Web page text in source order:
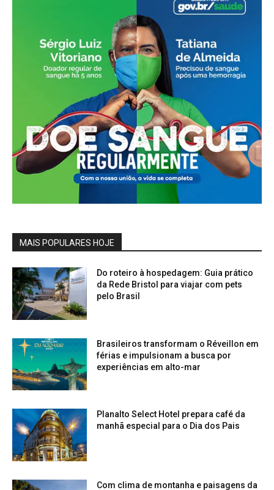
MAIS POPULARES HOJE
Do roteiro à hospedagem: Guia prático
da Rede Bristol para viajar com pets
pelo Brasil
Brasileiros transformam o Réveillon em
férias e impulsionam a busca por
experiências em alto-mar
Planalto Select Hotel prepara café da
manhã especial para o Dia dos Pais
Com clima de montanha e paisagens da